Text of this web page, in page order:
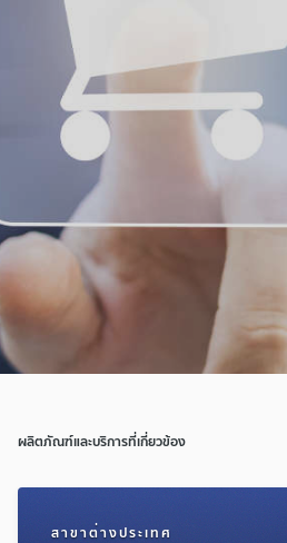
ผลิตภัณฑ์และบริการที่เกี่ยวข้อง
สาขาต่างประเทศ